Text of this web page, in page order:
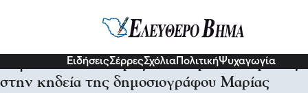
ΕιδήσειςΣέρρεςΣχόλια ΠολιτικήΨυχαγωγία
Ράγισαν και οι πέτρες στην Κρήτη - Θρήνος
στην κηδεία της δημοσιογράφου Μαρίας